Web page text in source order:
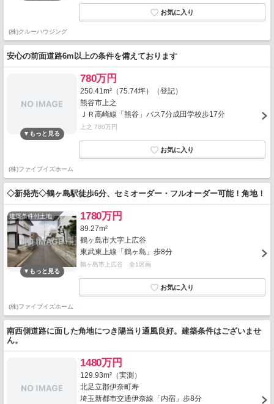
(株)クルーハウジング
安心の前面道路6m以上の条件を備えております
780万円
250.41m²（75.74坪）（登記）
熊谷市上之
ＪＲ高崎線「熊谷」バス7分成田学校歩17分
上之 780万円
(株)ファイブイズホーム
◇新発売◇鶴ヶ島駅徒歩6分、セミオーダー・フルオーダー可能！角地！
建築条件付土地 1780万円
89.27m²
鶴ヶ島市大字上広谷
東武東上線「鶴ヶ島」歩8分
鶴ヶ島市上広谷 全1区画
(株)ファイブイズホーム
南西側道路に面した角地につき陽当り通風良好。建築条件はございませ
ん。
1480万円
129.93m²（実測）
北足立郡伊奈町寿
埼玉新都市交通伊奈線「内宿」歩8分